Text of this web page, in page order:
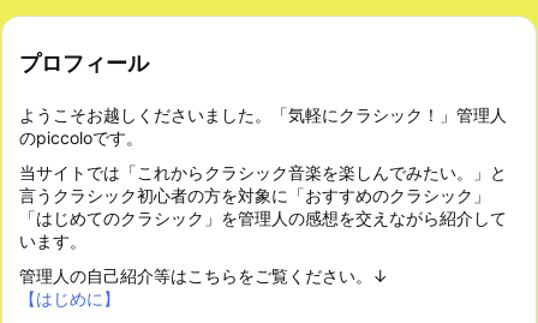
プロフィール
ようこそお越しくださいました。「気軽にクラシック！」管理人
のpiccoloです。
当サイトでは「これからクラシック音楽を楽しんでみたい。」と
言うクラシック初心者の方を対象に「おすすめのクラシック」
「はじめてのクラシック」を管理人の感想を交えながら紹介して
います。
管理人の自己紹介等はこちらをご覧ください。↓
【はじめに】